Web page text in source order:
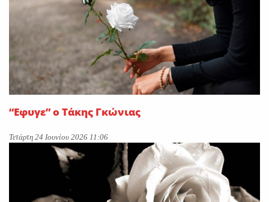
“Εφυγε” o Τάκης Γκώνιας
Τετάρτη 24 Ιουνίου 2026 11:06